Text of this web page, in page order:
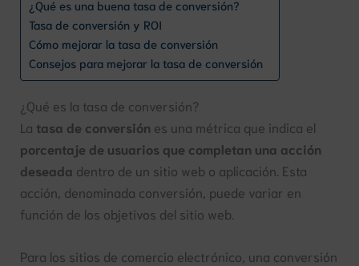
¿Qué es una buena tasa de conversión?
Tasa de conversión y ROI
Cómo mejorar la tasa de conversión
Consejos para mejorar la tasa de conversión
¿Qué es la tasa de conversión?
La tasa de conversión es una métrica que indica el
porcentaje de usuarios que completan una acción
deseada dentro de un sitio web o aplicación. Esta
acción, denominada conversión, puede variar en
función de los objetivos del sitio web.
Para los sitios de comercio electrónico, una conversión